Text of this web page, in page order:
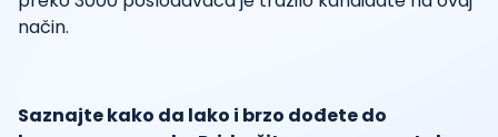
način.
Saznajte kako da lako i brzo dođete do